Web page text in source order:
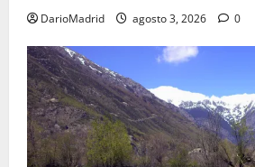
DarioMadrid agosto 3, 2026 0